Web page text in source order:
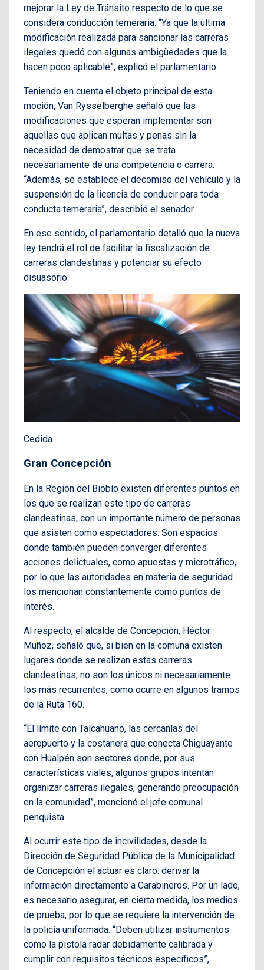
mejorar la Ley de Tránsito respecto de lo que se
considera conducción temeraria. “Ya que la última
modificación realizada para sancionar las carreras
ilegales quedó con algunas ambigüedades que la
hacen poco aplicable”, explicó el parlamentario.
Teniendo en cuenta el objeto principal de esta
moción, Van Rysselberghe señaló que las
modificaciones que esperan implementar son
aquellas que aplican multas y penas sin la
necesidad de demostrar que se trata
necesariamente de una competencia o carrera.
“Además, se establece el decomiso del vehículo y la
suspensión de la licencia de conducir para toda
conducta temeraria”, describió el senador.
En ese sentido, el parlamentario detalló que la nueva
ley tendrá el rol de facilitar la fiscalización de
carreras clandestinas y potenciar su efecto
disuasorio.
Cedida
Gran Concepción
En la Región del Biobío existen diferentes puntos en
los que se realizan este tipo de carreras
clandestinas, con un importante número de personas
que asisten como espectadores. Son espacios
donde también pueden converger diferentes
acciones delictuales, como apuestas y microtráfico,
por lo que las autoridades en materia de seguridad
los mencionan constantemente como puntos de
interés.
Al respecto, el alcalde de Concepción, Héctor
Muñoz, señaló que, si bien en la comuna existen
lugares donde se realizan estas carreras
clandestinas, no son los únicos ni necesariamente
los más recurrentes, como ocurre en algunos tramos
de la Ruta 160.
“El límite con Talcahuano, las cercanías del
aeropuerto y la costanera que conecta Chiguayante
con Hualpén son sectores donde, por sus
características viales, algunos grupos intentan
organizar carreras ilegales, generando preocupación
en la comunidad”, mencionó el jefe comunal
penquista.
Al ocurrir este tipo de incivilidades, desde la
Dirección de Seguridad Pública de la Municipalidad
de Concepción el actuar es claro: derivar la
información directamente a Carabineros. Por un lado,
es necesario asegurar, en cierta medida, los medios
de prueba, por lo que se requiere la intervención de
la policía uniformada. “Deben utilizar instrumentos
como la pistola radar debidamente calibrada y
cumplir con requisitos técnicos específicos”,